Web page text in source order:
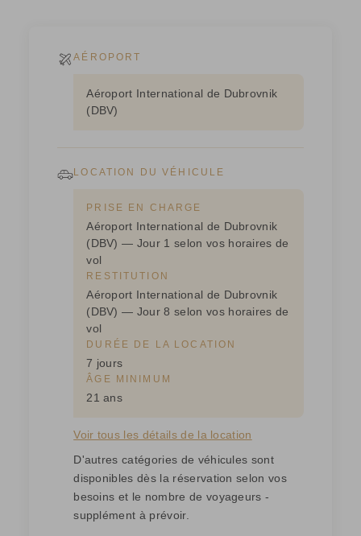
AÉROPORT
Aéroport International de Dubrovnik
(DBV)
LOCATION DU VÉHICULE
PRISE EN CHARGE
Aéroport International de Dubrovnik
(DBV) — Jour 1 selon vos horaires de
vol
RESTITUTION
Aéroport International de Dubrovnik
(DBV) — Jour 8 selon vos horaires de
vol
DURÉE DE LA LOCATION
7 jours
ÂGE MINIMUM
21 ans
Voir tous les détails de la location
D'autres catégories de véhicules sont
disponibles dès la réservation selon vos
besoins et le nombre de voyageurs -
supplément à prévoir.